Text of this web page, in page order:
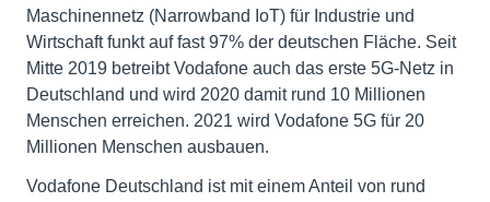
Maschinennetz (Narrowband IoT) für Industrie und
Wirtschaft funkt auf fast 97% der deutschen Fläche. Seit
Mitte 2019 betreibt Vodafone auch das erste 5G-Netz in
Deutschland und wird 2020 damit rund 10 Millionen
Menschen erreichen. 2021 wird Vodafone 5G für 20
Millionen Menschen ausbauen.
Vodafone Deutschland ist mit einem Anteil von rund